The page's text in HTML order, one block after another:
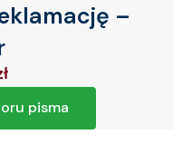
–
pisma